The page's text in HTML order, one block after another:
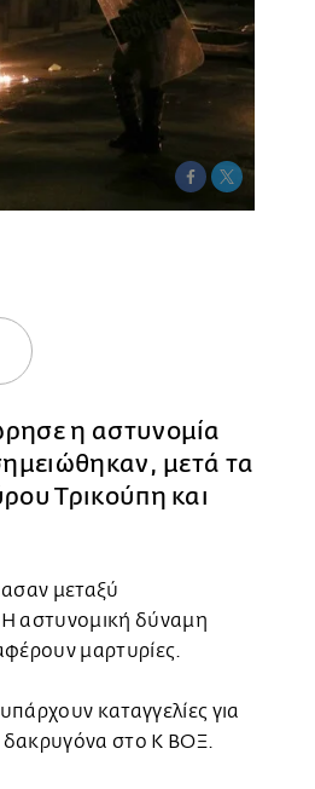
η αστυνομία
μετά τα
Τρικούπη και
μεταξύ
αστυνομική δύναμη
μαρτυρίες.
καταγγελίες για
δακρυγόνα στο Κ ΒΟΞ.